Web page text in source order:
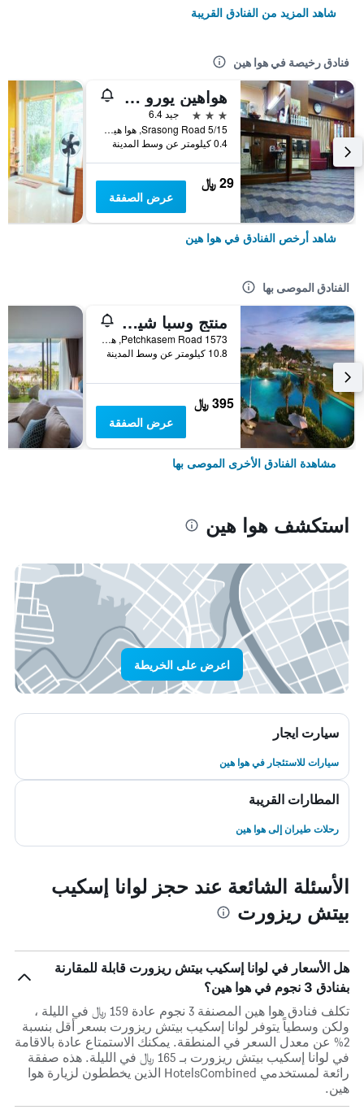
شاهد المزيد من الفنادق القريبة
فنادق رخيصة في هوا هين
هواهين يورو سيتي هوتل
3 نجوم
جيد 6.4
5/15 Srasong Road, هوا هين, تايلاند
0.4 كيلومتر عن وسط المدينة
29 ﷼
عرض الصفقة
شاهد أرخص الفنادق في هوا هين
الفنادق الموصى بها
منتج وسبا شيراتون هوا هين
1573 Petchkasem Road, هوا هين, تايلاند
10.8 كيلومتر عن وسط المدينة
395 ﷼
عرض الصفقة
مشاهدة الفنادق الأخرى الموصى بها
استكشف هوا هين
اعرض على الخريطة
سيارت ايجار
سيارات للاستئجار في هوا هين
المطارات القريبة
رحلات طيران إلى هوا هين
الأسئلة الشائعة عند حجز لوانا إسكيب
بيتش ريزورت
هل الأسعار في لوانا إسكيب بيتش ريزورت قابلة للمقارنة
بفنادق 3 نجوم في هوا هين؟
تكلف فنادق هوا هين المصنفة 3 نجوم عادة 159 ﷼ في الليلة ،
ولكن وسطياً يتوفر لوانا إسكيب بيتش ريزورت بسعر أقل بنسبة
2% عن معدل السعر في المنطقة. يمكنك الاستمتاع عادة بالاقامة
في لوانا إسكيب بيتش ريزورت بـ 165 ﷼ في الليلة. هذه صفقة
رائعة لمستخدمي HotelsCombined الذين يخططون لزيارة هوا
هين.